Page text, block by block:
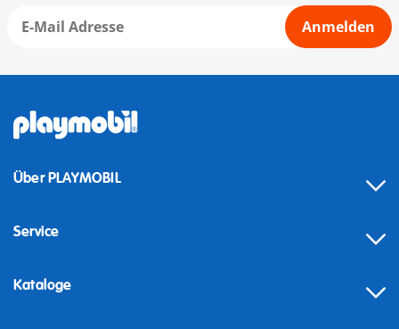
Anmelden
Über PLAYMOBIL
Service
Kataloge